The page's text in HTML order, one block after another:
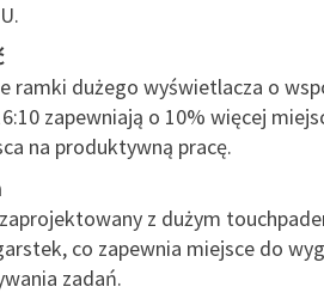
ramki dużego wyświetlacza o
zapewniają o 10% więcej
na produktywną pracę.
z dużym
co zapewnia miejsce do
zadań.